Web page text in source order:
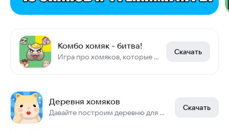
Комбо хомяк - битва!
Игра про хомяков, которые устроили состязание. Веселая игра для двоих.
Скачать
Деревня хомяков
Давайте построим деревню для милого хомяка!
Скачать